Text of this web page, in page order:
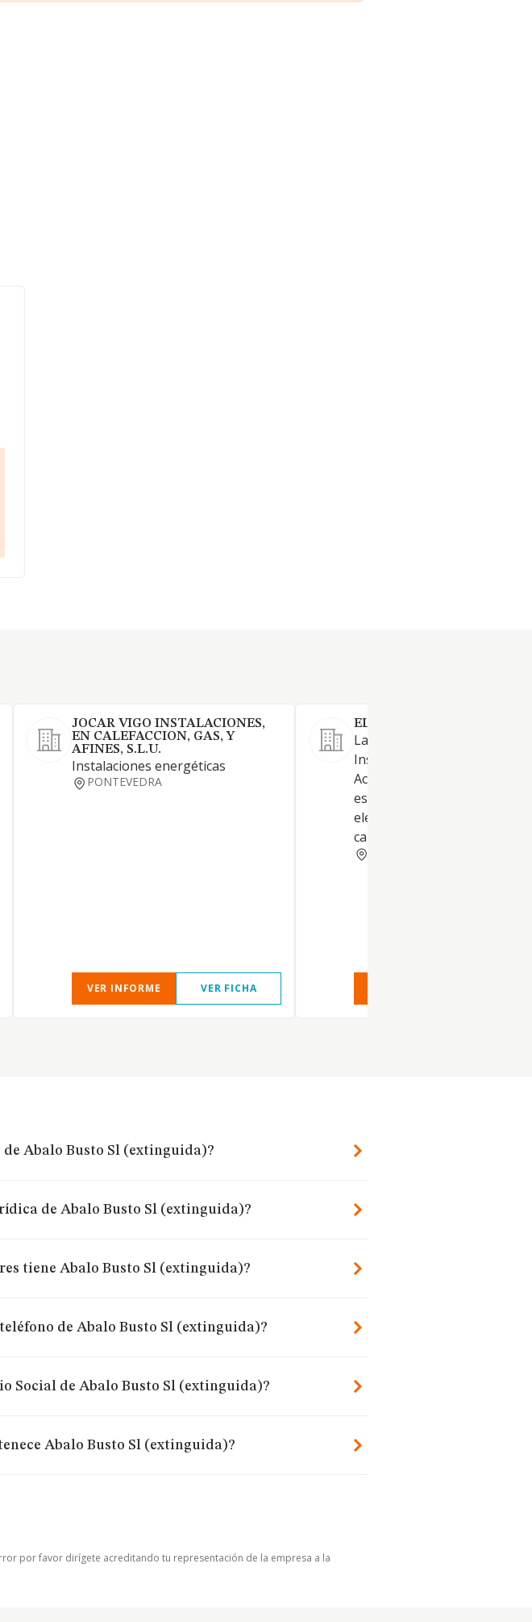
JOCAR VIGO INSTALACIONES,
EN CALEFACCION, GAS, Y
AFINES, S.L.U.
Instalaciones energéticas
PONTEVEDRA
VER INFORME VER FICHA
ELECTROFONCA VIGO SL.
La sociedad tendrá por
Instalaciones y
Actividades profesionales. En
especial la fontanería,
electricidad, albañilería,
carpintería
de Abalo Busto Sl (extinguida)?
de Abalo Busto Sl (extinguida)?
tiene Abalo Busto Sl (extinguida)?
de Abalo Busto Sl (extinguida)?
Social de Abalo Busto Sl (extinguida)?
Abalo Busto Sl (extinguida)?
por favor dirígete acreditando tu representación de la empresa a la